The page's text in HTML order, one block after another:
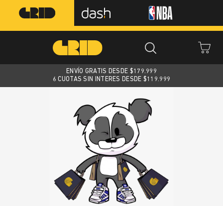
ENVÍO GRATIS DESDE $179.999
6 CUOTAS SIN INTERES DESDE $119.999